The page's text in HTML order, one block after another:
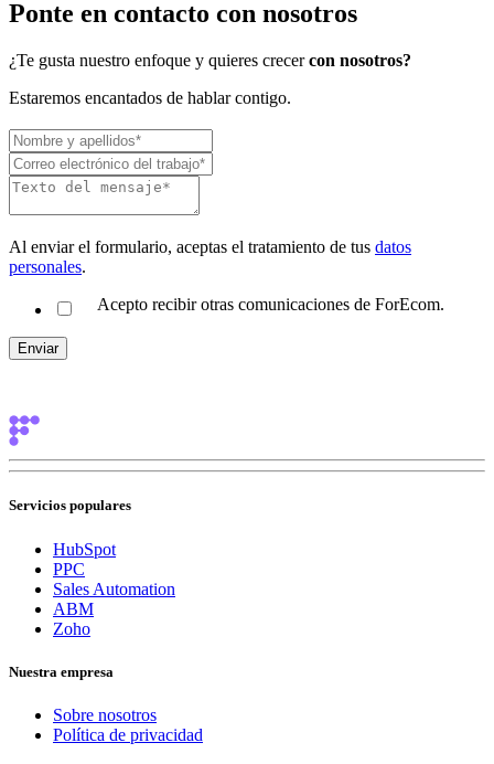
Ponte en contacto con nosotros
¿Te gusta nuestro enfoque y quieres crecer con nosotros?
Estaremos encantados de hablar contigo.
Al enviar el formulario, aceptas el tratamiento de tus datos
personales.
Acepto recibir otras comunicaciones de ForEcom.
Servicios populares
HubSpot
PPC
Sales Automation
ABM
Zoho
Nuestra empresa
Sobre nosotros
Política de privacidad